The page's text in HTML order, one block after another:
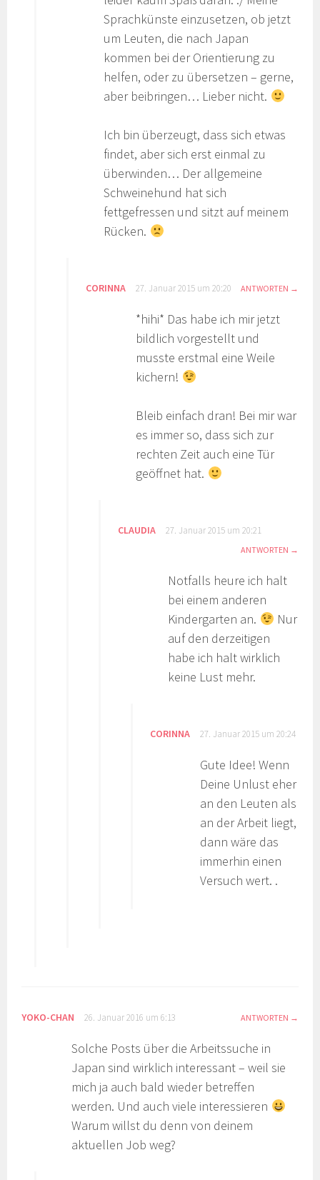
Sprachkünste einzusetzen, ob jetzt
um Leuten, die nach Japan
kommen bei der Orientierung zu
helfen, oder zu übersetzen – gerne,
aber beibringen… Lieber nicht.
Ich bin überzeugt, dass sich etwas
findet, aber sich erst einmal zu
überwinden… Der allgemeine
Schweinehund hat sich
fettgefressen und sitzt auf meinem
Rücken.
CORINNA 27. Januar 2015 um 20:20 ANTWORTEN
*hihi* Das habe ich mir jetzt
bildlich vorgestellt und
musste erstmal eine Weile
kichern!
Bleib einfach dran! Bei mir war
es immer so, dass sich zur
rechten Zeit auch eine Tür
geöffnet hat.
CLAUDIA 27. Januar 2015 um 20:21
ANTWORTEN
Notfalls heure ich halt
bei einem anderen
Kindergarten an.
Nur
auf den derzeitigen
habe ich halt wirklich
keine Lust mehr.
CORINNA 27. Januar 2015 um 20:24
Gute Idee! Wenn
Deine Unlust eher
an den Leuten als
an der Arbeit liegt,
dann wäre das
immerhin einen
Versuch wert. .
YOKO-CHAN 26. Januar 2016 um 6:13 ANTWORTEN
Solche Posts über die Arbeitssuche in
Japan sind wirklich interessant – weil sie
mich ja auch bald wieder betreffen
werden. Und auch viele interessieren
Warum willst du denn von deinem
aktuellen Job weg?